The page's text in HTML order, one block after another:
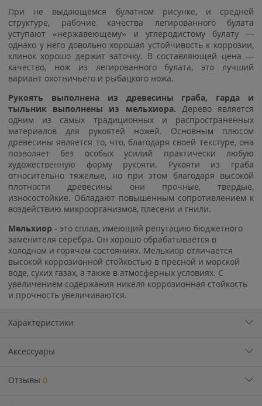
При не выдающемся булатном рисунке, и средней
структуре, рабочие качества легированного булата
уступают «нержавеющему» и углеродистому булату —
однако у него довольно хорошая устойчивость к коррозии,
клинок хорошо держит заточку. В составляющей цена —
качество, нож из легированного булата, это лучший
вариант охотничьего и рыбацкого ножа.
Рукоять выполнена из древесины граба, гарда и
тыльник выполнены из мельхиора. Дерево является
одним из самых традиционных и распространенных
материалов для рукоятей ножей. Основным плюсом
древесины является то, что, благодаря своей текстуре, она
позволяет без особых усилий практически любую
художественную форму рукояти. Рукояти из граба
относительно тяжелые, но при этом благодаря высокой
плотности древесины они прочные, твердые,
износостойкие. Обладают повышенным сопротивлением к
воздействию микроорганизмов, плесени и гнили.
Мельхиор - это сплав, имеющий репутацию бюджетного
заменителя серебра. Он хорошо обрабатывается в
холодном и горячем состояниях. Мельхиор отличается
высокой коррозионной стойкостью в пресной и морской
воде, сухих газах, а также в атмосферных условиях. С
увеличением содержания никеля коррозионная стойкость
и прочность увеличиваются.
Характеристики
Аксессуары
Отзывы 0